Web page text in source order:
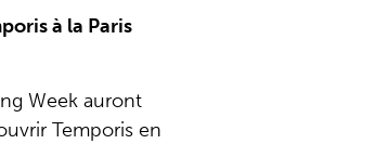
à la Paris
Week auront
Temporis en